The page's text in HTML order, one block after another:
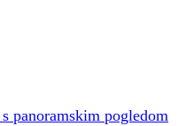
panoramskim pogledom